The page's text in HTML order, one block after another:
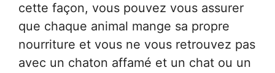
cette façon, vous pouvez vous assurer
que chaque animal mange sa propre
nourriture et vous ne vous retrouvez pas
avec un chaton affamé et un chat ou un